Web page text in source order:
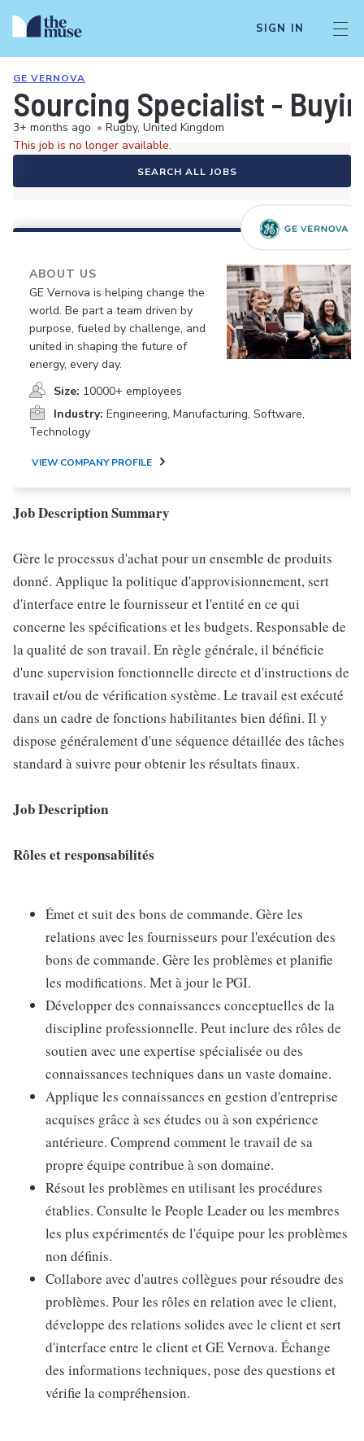
SIGN IN
GE VERNOVA
Sourcing Specialist -
3+ months ago • Rugby, United Kingdom
This job is no longer available.
SEARCH ALL JOBS
ABOUT US
GE Vernova is helping change the
world. Be part a team driven by
purpose, fueled by challenge, and
united in shaping the future of
energy, every day.
Size: 10000+ employees
Industry: Engineering, Manufacturing, Software,
Technology
VIEW COMPANY PROFILE
Job Description Summary
Gère le processus d'achat pour un ensemble de produits
donné. Applique la politique d'approvisionnement, sert
d'interface entre le fournisseur et l'entité en ce qui
concerne les spécifications et les budgets. Responsable de
la qualité de son travail. En règle générale, il bénéficie
d'une supervision fonctionnelle directe et d'instructions de
travail et/ou de vérification système. Le travail est exécuté
dans un cadre de fonctions habilitantes bien défini. Il y
dispose généralement d'une séquence détaillée des tâches
standard à suivre pour obtenir les résultats finaux.
Job Description
Rôles et responsabilités
Émet et suit des bons de commande. Gère les
relations avec les fournisseurs pour l'exécution des
bons de commande. Gère les problèmes et planifie
les modifications. Met à jour le PGI.
Développer des connaissances conceptuelles de la
discipline professionnelle. Peut inclure des rôles de
soutien avec une expertise spécialisée ou des
connaissances techniques dans un vaste domaine.
Applique les connaissances en gestion d'entreprise
acquises grâce à ses études ou à son expérience
antérieure. Comprend comment le travail de sa
propre équipe contribue à son domaine.
Résout les problèmes en utilisant les procédures
établies. Consulte le People Leader ou les membres
les plus expérimentés de l'équipe pour les problèmes
non définis.
Collabore avec d'autres collègues pour résoudre des
problèmes. Pour les rôles en relation avec le client,
développe des relations solides avec le client et sert
d'interface entre le client et GE Vernova. Échange
des informations techniques, pose des questions et
vérifie la compréhension.